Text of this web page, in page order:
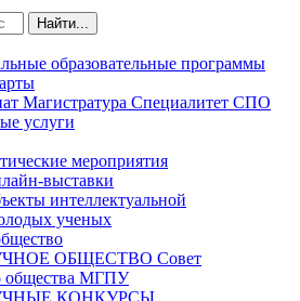
Найти...
образовательные программы
Магистратура Специалитет СПО
услуги
мероприятия
выставки
интеллектуальной
ученых
ОБЩЕСТВО Совет
общества МГПУ
КОНКУРСЫ